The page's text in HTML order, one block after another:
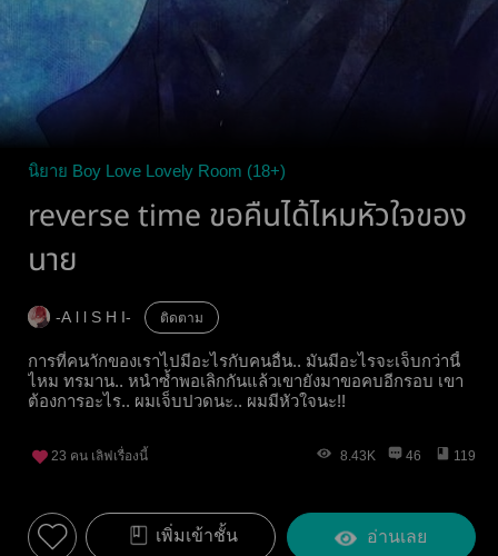
นิยาย Boy Love Lovely Room (18+)
reverse time ขอคืนได้ไหมหัวใจของ
นาย
-A l l S H I- ติดตาม
การที่คนาักของเราไปมีอะไรกับคนอื่น.. มันมีอะไรจะเจ็บกว่านี้
ไหม ทรมาน.. หนำซ้ำพอเลิกกันแล้วเขายังมาขอคบอีกรอบ เขา
ต้องการอะไร.. ผมเจ็บปวดนะ.. ผมมีหัวใจนะ!!
23 คน เลิฟเรื่องนี้ 8.43K 46 119
เพิ่มเข้าชั้น อ่านเลย